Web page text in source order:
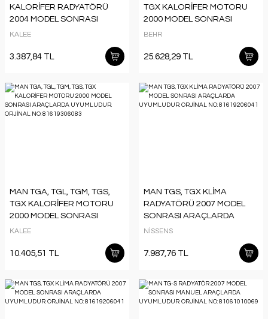
KALORİFER RADYATÖRÜ
2004 MODEL SONRASI
ARAÇLARDA UYUMLUDUR.
KALEE
3.387,84 TL
TGX KALORİFER MOTORU
2000 MODEL SONRASI
ARAÇLARDA UYUMLUDUR.
BEHR
25.628,29 TL
MAN TGA, TGL, TGM, TGS,
TGX KALORİFER MOTORU
2000 MODEL SONRASI
ARAÇLARDA UYUMLUDUR.
KALEE
10.405,51 TL
MAN TGS, TGX KLİMA
RADYATÖRÜ 2007 MODEL
SONRASI ARAÇLARDA
UYUMLUDUR. ORJİNAL NO:
NİSSENS
7.987,76 TL